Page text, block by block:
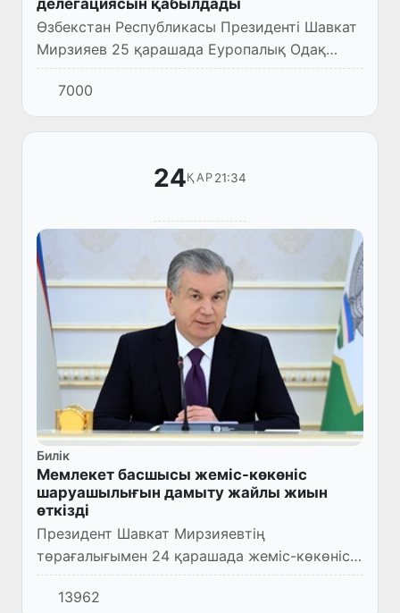
Өзбекстан Республикасы Президенті Шавкат
Мирзияев 25 қарашада Еуропалық Одақ
Еуропа комиссияның вице-президенті
Маргаритис Схинас бастаған делегацияны
қабылдады.
7000
24ҚАР 21:34
Билік
Мемлекет басшысы жеміс-көкөніс
шаруашылығын дамыту жайлы жиын
өткізді
Президент Шавкат Мирзияевтің
төрағалығымен 24 қарашада жеміс-көкөніс
шаруашылығы мен шаруа қожалықтарын
дамыту шаралары талқыланған
13962